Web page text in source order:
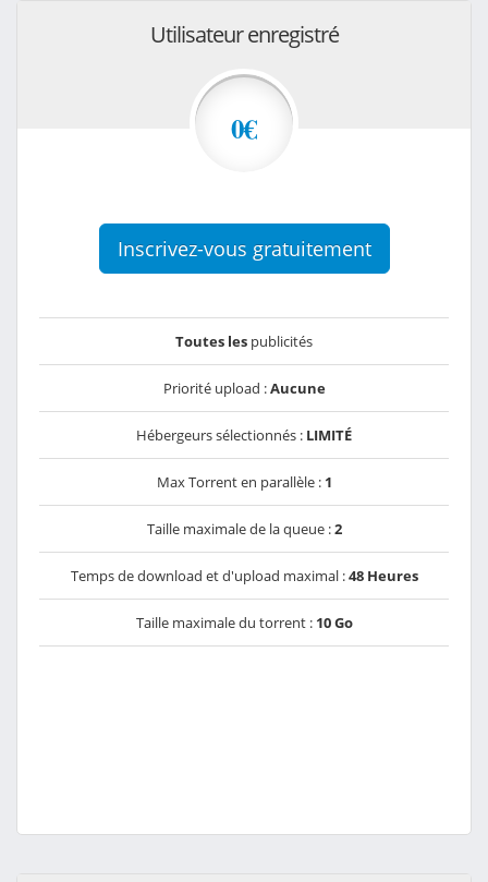
Utilisateur enregistré
0€
Inscrivez-vous gratuitement
Toutes les publicités
Priorité upload :Aucune
Hébergeurs sélectionnés : LIMITÉ
Max Torrent en parallèle : 1
Taille maximale de la queue :2
Temps de download et d'upload maximal :48 Heures
Taille maximale du torrent : 10 Go